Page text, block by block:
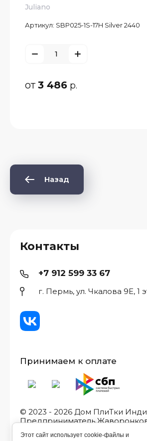
Juliano
Артикул: SBP025-1S-17H Silver 2440
от3 486 р.
Назад
© 2023 - 2026 Дом ПлиТки
Предприниматель
Игоревич, ИНН/ОГРН
590507582533/323595800038011
Контакты
+7 912 599 33 67
г. Пермь, ул. Чкалова 9Е, 1
Принимаем к оплате
Этот сайт использует cookie-файлы и